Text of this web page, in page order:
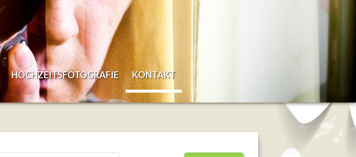
HOCHZEITSFOTOGRAFIE KONTAKT